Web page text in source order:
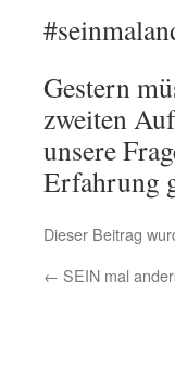
Gestern
zweiten
unsere
Erfahrung
Dieser Beitrag
← SEIN mal